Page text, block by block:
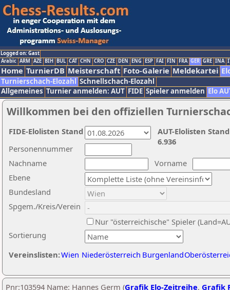
Logged on: Gast
Arabic ARM AZE BIH BUL CAT CHN CRO CZE DEN ENG ESP FAI FIN FRA GER GRE INA
Home TurnierDB Meisterschaft Foto-Galerie Meldekartei
Turnierschach-Elozahl Schnellschach-Elozahl
Allgemeines Turnier anmelden: AUT FIDE Spieler anmelden Elo
Willkommen bei den offiziellen
Nachname
Vorname
Ebene
Sortierung
Personennummer
Bundesland
Spgem./Kreis/Verein
Nur "österreichische" Spieler
Vereinslisten:Wien Niederösterreich Burgenland
AUT-Elolisten
6.936
FIDE-Elolisten Stand
Pnr:103594 Name: Hannes Germ (Grafik Elo-Zeitreihe, Grafik